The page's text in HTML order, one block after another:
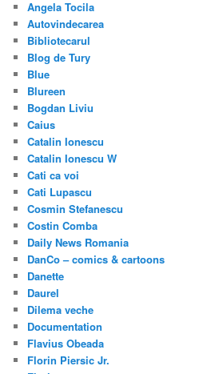
Angela Tocila
Autovindecarea
Bibliotecarul
Blog de Tury
Blue
Blureen
Bogdan Liviu
Caius
Catalin Ionescu
Catalin Ionescu W
Cati ca voi
Cati Lupascu
Cosmin Stefanescu
Costin Comba
Daily News Romania
DanCo – comics & cartoons
Danette
Daurel
Dilema veche
Documentation
Flavius Obeada
Florin Piersic Jr.